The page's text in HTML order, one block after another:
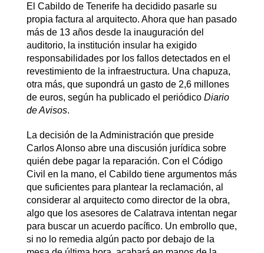
El Cabildo de Tenerife ha decidido pasarle su
propia factura al arquitecto. Ahora que han pasado
más de 13 años desde la inauguración del
auditorio, la institución insular ha exigido
responsabilidades por los fallos detectados en el
revestimiento de la infraestructura. Una chapuza,
otra más, que supondrá un gasto de 2,6 millones
de euros, según ha publicado el periódico Diario
de Avisos.
La decisión de la Administración que preside
Carlos Alonso abre una discusión jurídica sobre
quién debe pagar la reparación. Con el Código
Civil en la mano, el Cabildo tiene argumentos más
que suficientes para plantear la reclamación, al
considerar al arquitecto como director de la obra,
algo que los asesores de Calatrava intentan negar
para buscar un acuerdo pacífico. Un embrollo que,
si no lo remedia algún pacto por debajo de la